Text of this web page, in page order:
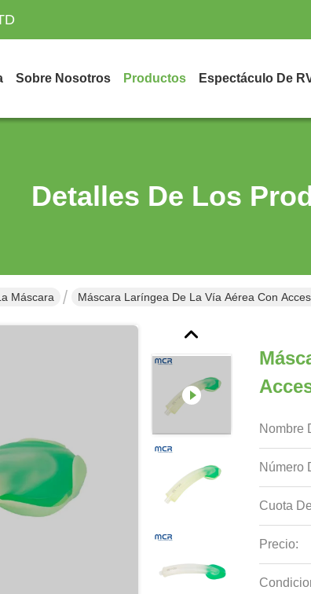
Sobre Nosotros Productos Espectáculo De
Detalles De Los
Máscara Máscara Laríngea De La Vía Aérea Con
Nombre
Número
Cuota
Precio: